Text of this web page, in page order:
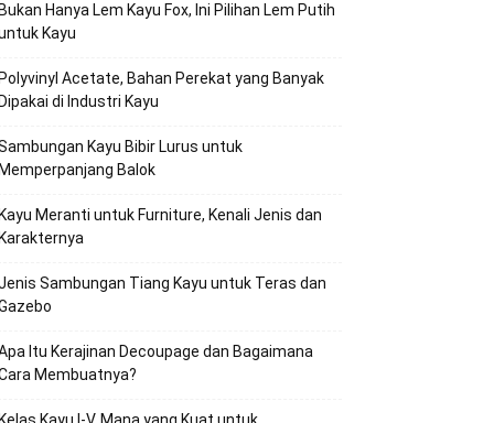
Hanya Lem Kayu Fox, Ini Pilihan Lem Putih
Kayu
Acetate, Bahan Perekat yang Banyak
di Industri Kayu
Kayu Bibir Lurus untuk
Balok
Meranti untuk Furniture, Kenali Jenis dan
Sambungan Tiang Kayu untuk Teras dan
Itu Kerajinan Decoupage dan Bagaimana
Membuatnya?